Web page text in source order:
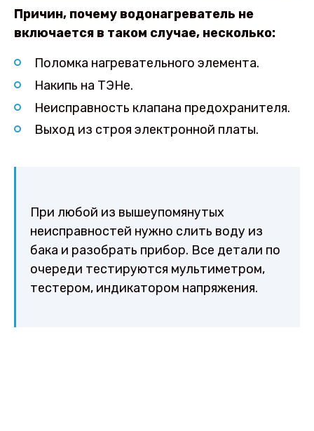
Причин, почему водонагреватель не
включается в таком случае, несколько:
Поломка нагревательного элемента.
Накипь на ТЭНе.
Неисправность клапана предохранителя.
Выход из строя электронной платы.
При любой из вышеупомянутых
неисправностей нужно слить воду из
бака и разобрать прибор. Все детали по
очереди тестируются мультиметром,
тестером, индикатором напряжения.